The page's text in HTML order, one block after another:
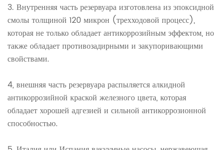
3. Внутренняя часть резервуара изготовлена ​​из эпоксидной
смолы толщиной 120 микрон (трехходовой процесс),
которая не только обладает антикоррозийным эффектом, но
также обладает противозадирными и закупоривающими
свойствами.
4, внешняя часть резервуара распыляется алкидной
антикоррозийной краской железного цвета, которая
обладает хорошей адгезией и сильной антикоррозионной
способностью.